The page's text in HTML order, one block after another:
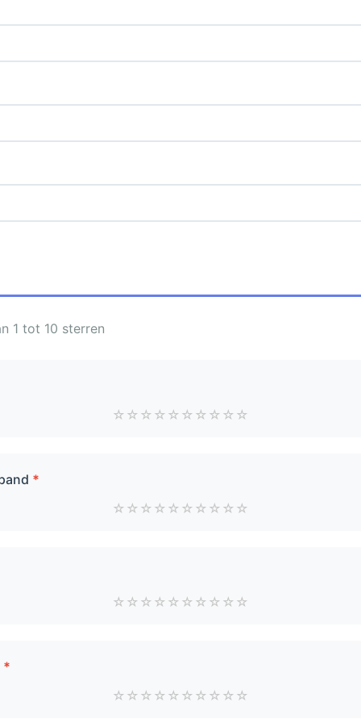
1 tot 10 sterren
☆ ☆ ☆ ☆ ☆ ☆ ☆ ☆ ☆ ☆
*
☆ ☆ ☆ ☆ ☆ ☆ ☆ ☆ ☆ ☆
☆ ☆ ☆ ☆ ☆ ☆ ☆ ☆ ☆ ☆
*
☆ ☆ ☆ ☆ ☆ ☆ ☆ ☆ ☆ ☆